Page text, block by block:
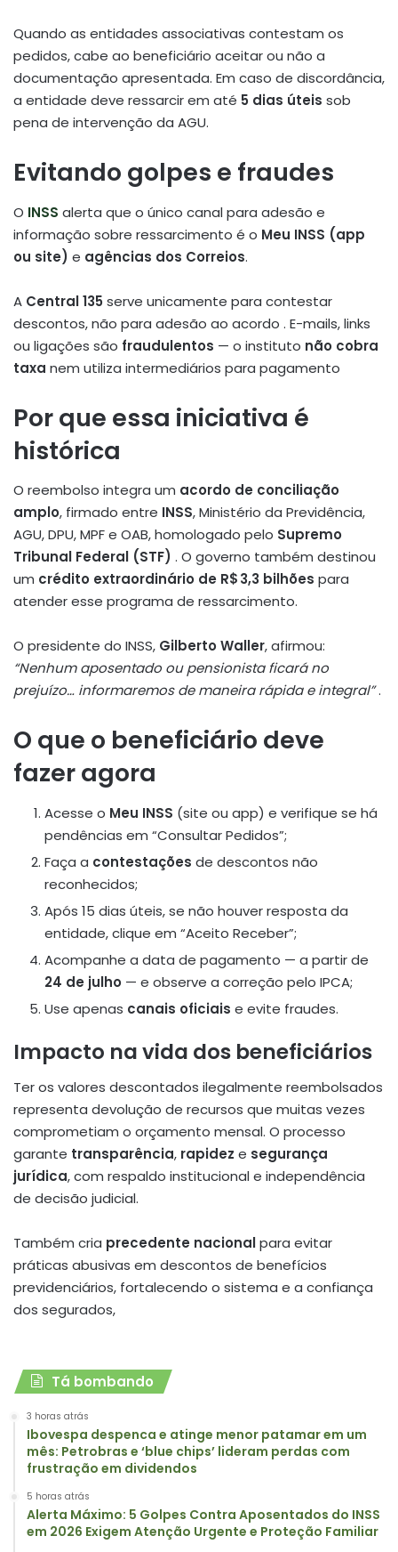
Quando as entidades associativas contestam os
pedidos, cabe ao beneficiário aceitar ou não a
documentação apresentada. Em caso de discordância,
a entidade deve ressarcir em até 5 dias úteis sob
pena de intervenção da AGU.
Evitando golpes e fraudes
O INSS alerta que o único canal para adesão e
informação sobre ressarcimento é o Meu INSS (app
ou site) e agências dos Correios.
A Central 135 serve unicamente para contestar
descontos, não para adesão ao acordo . E-mails, links
ou ligações são fraudulentos — o instituto não cobra
taxa nem utiliza intermediários para pagamento
Por que essa iniciativa é
histórica
O reembolso integra um acordo de conciliação
amplo, firmado entre INSS, Ministério da Previdência,
AGU, DPU, MPF e OAB, homologado pelo Supremo
Tribunal Federal (STF) . O governo também destinou
um crédito extraordinário de R$ 3,3 bilhões para
atender esse programa de ressarcimento.
O presidente do INSS, Gilberto Waller, afirmou:
“Nenhum aposentado ou pensionista ficará no
prejuízo… informaremos de maneira rápida e integral”.
O que o beneficiário deve
fazer agora
Acesse o Meu INSS (site ou app) e verifique se há
pendências em “Consultar Pedidos”;
Faça a contestações de descontos não
reconhecidos;
Após 15 dias úteis, se não houver resposta da
entidade, clique em “Aceito Receber”;
Acompanhe a data de pagamento — a partir de
24 de julho — e observe a correção pelo IPCA;
Use apenas canais oficiais e evite fraudes.
Impacto na vida dos beneficiários
Ter os valores descontados ilegalmente reembolsados
representa devolução de recursos que muitas vezes
comprometiam o orçamento mensal. O processo
garante transparência, rapidez e segurança
jurídica, com respaldo institucional e independência
de decisão judicial.
Também cria precedente nacionalpara evitar
práticas abusivas em descontos de benefícios
previdenciários, fortalecendo o sistema e a confiança
dos segurados,
Tá bombando
3 horas atrás
Ibovespa despenca e atinge menor patamar em um
mês: Petrobras e ‘blue chips’ lideram perdas com
frustração em dividendos
5 horas atrás
Alerta Máximo: 5 Golpes Contra Aposentados do INSS
em 2026 Exigem Atenção Urgente e Proteção Familiar